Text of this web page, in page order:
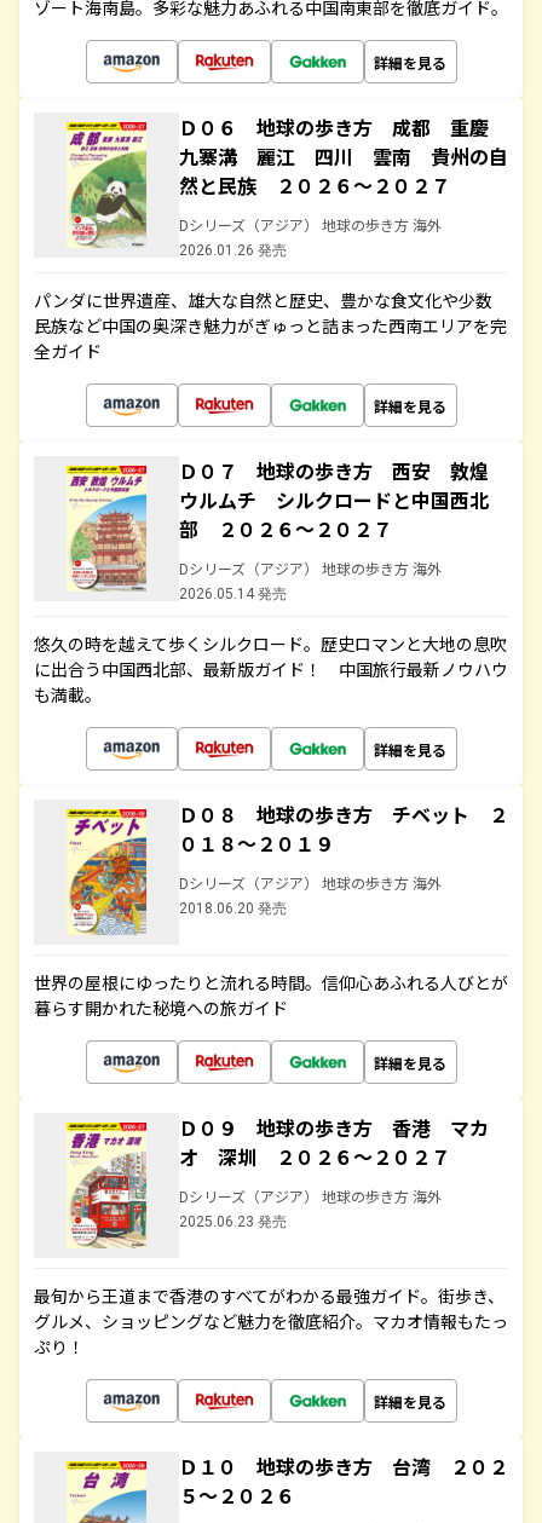
ゾート海南島。多彩な魅力あふれる中国南東部を徹底ガイド。
詳細を見る
Ｄ０６ 地球の歩き方 成都 重慶
九寨溝 麗江 四川 雲南 貴州の自
然と民族 ２０２６～２０２７
Dシリーズ（アジア） 地球の歩き方 海外
2026.01.26 発売
パンダに世界遺産、雄大な自然と歴史、豊かな食文化や少数
民族など中国の奥深き魅力がぎゅっと詰まった西南エリアを完
全ガイド
詳細を見る
Ｄ０７ 地球の歩き方 西安 敦煌
ウルムチ シルクロードと中国西北
部 ２０２６～２０２７
Dシリーズ（アジア） 地球の歩き方 海外
2026.05.14 発売
悠久の時を越えて歩くシルクロード。歴史ロマンと大地の息吹
に出合う中国西北部、最新版ガイド！ 中国旅行最新ノウハウ
も満載。
詳細を見る
Ｄ０８ 地球の歩き方 チベット ２
０１８～２０１９
Dシリーズ（アジア） 地球の歩き方 海外
2018.06.20 発売
世界の屋根にゆったりと流れる時間。信仰心あふれる人びとが
暮らす開かれた秘境への旅ガイド
詳細を見る
Ｄ０９ 地球の歩き方 香港 マカ
オ 深圳 ２０２６～２０２７
Dシリーズ（アジア） 地球の歩き方 海外
2025.06.23 発売
最旬から王道まで香港のすべてがわかる最強ガイド。街歩き、
グルメ、ショッピングなど魅力を徹底紹介。マカオ情報もたっ
ぷり！
詳細を見る
Ｄ１０ 地球の歩き方 台湾 ２０２
５～２０２６